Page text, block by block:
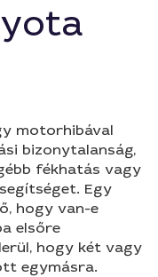
motorhibával
bizonytalanság,
fékhatás vagy
Egy
hogy van-e
elsőre
hogy két vagy
egymásra.